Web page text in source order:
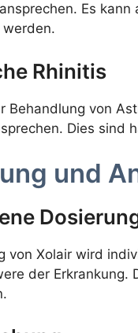
Es
Rhinitis
Behandlung von
Dies sind
und
von Xolair wird
der Erkrankung.